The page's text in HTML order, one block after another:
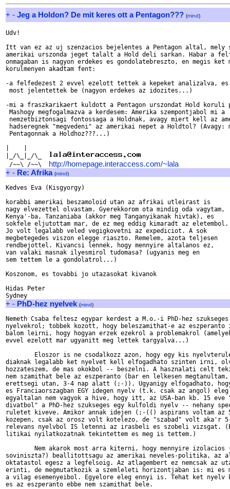
+ - Jeg a Holdon? De mit keres ott a Pentagon??? (mind)
Udv!
Itt van ez az uj szenzacios bejelentes a Pentagon altal,
amerikai urszonda jeget talalt a Hold deli sarkan. Habar a
onmagaban is nagyon erdekes es gondolatebreszto, en megis ket
korulmenyen akadtam fent:
-a felfedezest 2 evvel ezelott tettek a kepeket analizalva, es
most jelentettek be (nagyon erdekes az idozites...)
-mi a fraszkarikaert kuldott a Pentagon urszondat Hold koruli
Mashogy megfogalmazva a kerdesem: Amerika szempontjabol mi a
nemzetbiztonsagi fontossaga a Holdnak, avagy miert kell az
hadseregnek "megvedeni" az amerikai nepet a Holdtol?
Pentagonnak a Holdhoz???...)
|_/\_|_/\_
/~~\ /~~\ http://homepage.interaccess.com/~lala
+ - Re: Afrika (mind)
Kedves Eva (Kisgyorgy)
korabbi amerikai beszamoloid utan az afrikai utleirast is
nagy elvezettel olvastam. Gyerekkorom ota mindig oda vagytam,
Kenya'-ba, Tanzaniaba (akkor meg Tanganyikanak hivtak), es
sokfele eljutottam mar, de ez meg eddig kimaradt az eletembol.
Jo volt legalabb veled vegigkovetni az expediciot. A sok
megbetegedes viszon elegge riaszto. Remelem, azota teljesen
rendbejottel. Kivancsi lennek, hogy mennyire altalanos ez,
van valaki masnak ilyesmirol tudomasa? (ugyanis meg en
sem tettem le a gondolatrol...)
Koszonom, es tovabbi jo utazasokat kivanok
Hidas Peter
+ - PhD-hez nyelvek (mind)
Nemeth Csaba feltesz egypar kerdest a M.o.-i PhD-hez szukseges
nyelvekrol; tobbek kozott, hogy beleszamithat-e az eszperanto
balom leirni, hogy hogyan erzek ezekrol a problemakrol
evvel ezelott mar ugyanitt meg lettek targyalva...)
Eloszor is ne csodalkozz azon, hogy egy kis
diaknak legalabb ket nyelvet kell elfogadhato szinten irni,
hozzateszem, de mas okokbol -- beszelni. A hasznalati celt
nem szamithat bele az eszperanto (bar en lelkesen
erettsegi utan, 3-4 nap alatt (;-)). Ugyanigy elfogadhato,
es Franciaorszagban EGY idegen nyelv (t.k. csak az angol)
egyaltalan nem vagyok a hive, hogy itt, az USA-ban kb. 15 eve
divatbol" a PhD-hez szukseges egy kulfoldi nyelv -- nehany
ruletet kiveve. Amikor annak idejen (;-(() aspirans voltam az
kozepen, csak az orosz volt kotelezo, de "szabad" volt aka'r
relevans nyelvbol IS letenni az irasbeli es szobeli vizsgat.
litikai nyilatkozatnak tekintettem es meg is tettem.)
Nem akarok most arra kiterni, hogy mennyire izolacios
soviniszta?) beallitottsagu az amerikai neveles-politika, az
oktatastol egesz a legfelsoig. Az atlagembert ez nemcsak az
erinti, de megmutatkozik a szemleleti horizontjaban is: mi es
a vilag esemenyeibol. Egyelore eleg ennyi is. Tehat ket nyelv
es az eszperanto ebbe nem szamithat bele.